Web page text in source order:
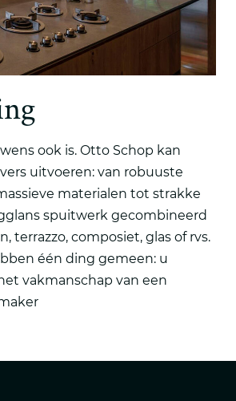
ook is. Otto Schop kan
uitvoeren: van robuuste
materialen tot strakke
spuitwerk gecombineerd
terrazzo, composiet, glas of rvs.
één ding gemeen: u
vakmanschap van een